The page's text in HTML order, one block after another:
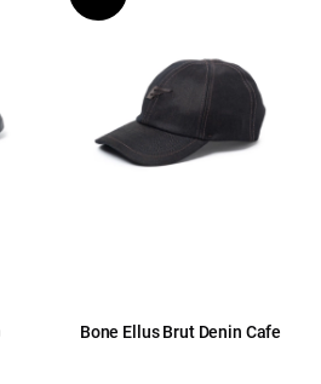
Bone Ellus Brut Denin Cafe